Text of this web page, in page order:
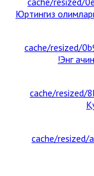
Юртингиз
Энг